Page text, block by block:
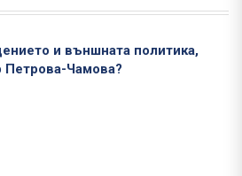
и външната политика,
Петрова-Чамова?